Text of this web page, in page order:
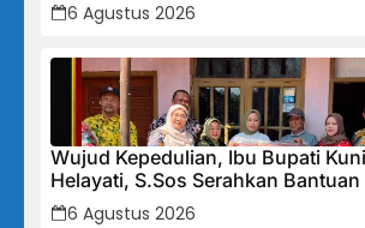
6 Agustus 2026
Wujud Kepedulian, Ibu Bupati
Helayati, S.Sos Serahkan Bantuan
Terdampak Bencana di Desa
6 Agustus 2026